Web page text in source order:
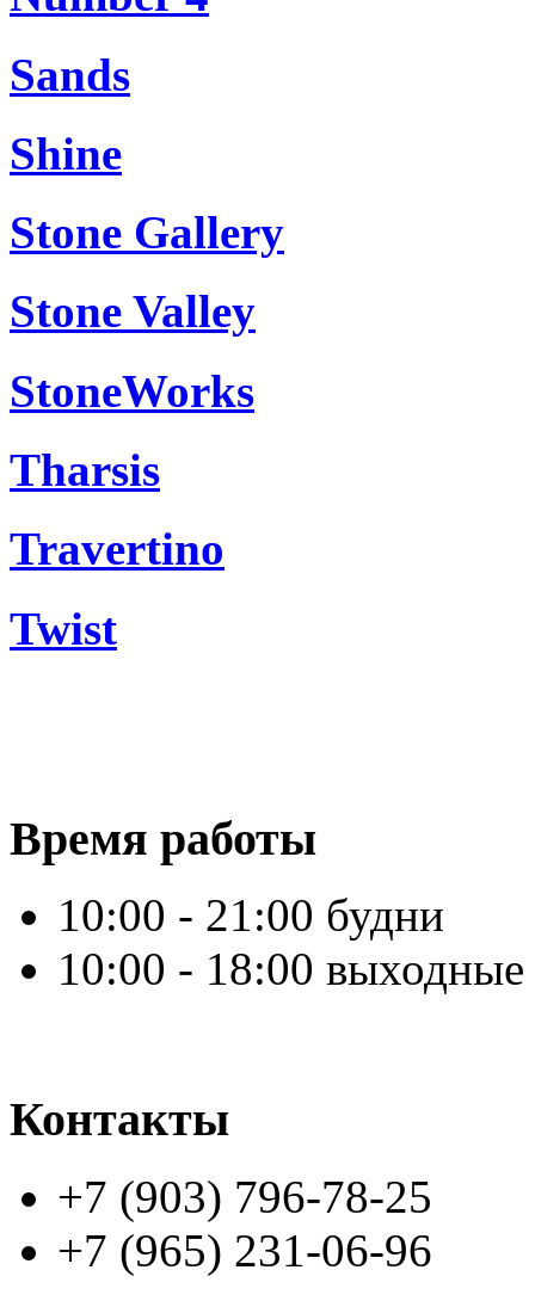
Sands
Shine
Stone Gallery
Stone Valley
StoneWorks
Tharsis
Travertino
Twist
Время работы
10:00 - 21:00 будни
10:00 - 18:00 выходные
Контакты
+7 (903) 796-78-25
+7 (965) 231-06-96